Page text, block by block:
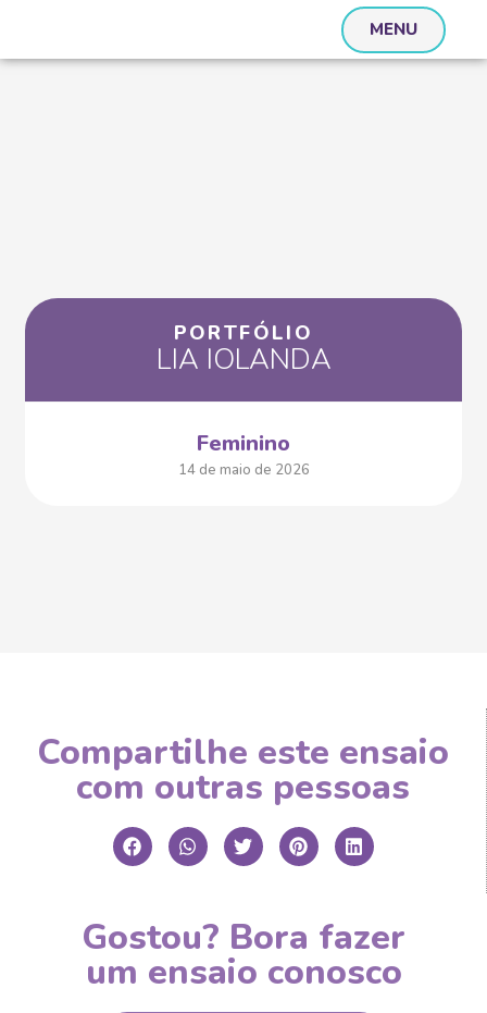
MENU
PORTFÓLIO
LIA IOLANDA
Feminino
14 de maio de 2026
Compartilhe este ensaio
com outras pessoas
Gostou? Bora fazer
um ensaio conosco